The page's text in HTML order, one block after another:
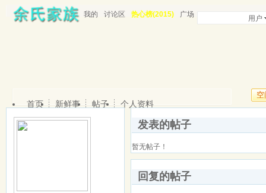
我的 讨论区 热心榜(2015) 广场 用户
空
首页 新鲜事 帖子 个人资料
发表的帖子
暂无帖子！
回复的帖子